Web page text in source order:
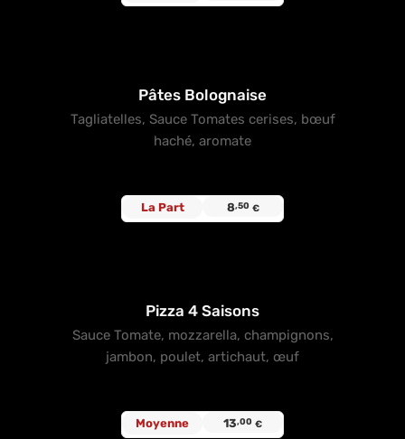
Pâtes Bolognaise
Tagliatelles, Sauce Tomates cerises, bœuf
haché, aromate
La Part 8,50 €
Pizza 4 Saisons
Sauce Tomate, mozzarella, champignons,
jambon, poulet, artichaut, œuf
Moyenne 13,00 €